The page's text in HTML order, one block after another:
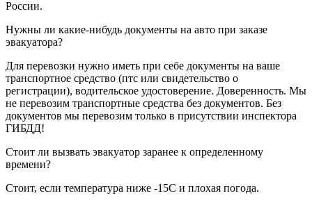
России.
Нужны ли какие-нибудь документы на авто при заказе
эвакуатора?
Для перевозки нужно иметь при себе документы на ваше
транспортное средство (птс или свидетельство о
регистрации), водительское удостоверение. Доверенность. Мы
не перевозим транспортные средства без документов. Без
документов мы перевозим только в присутствии инспектора
ГИБДД!
Стоит ли вызвать эвакуатор заранее к определенному
времени?
Стоит, если температура ниже -15С и плохая погода.